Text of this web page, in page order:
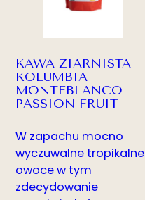
KAWA ZIARNISTA
KOLUMBIA
MONTEBLANCO
PASSION FRUIT
W zapachu mocno
wyczuwalne tropikalne
owoce w tym
zdecydowanie